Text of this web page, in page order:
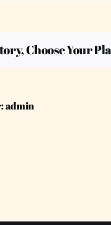
Choose Your
admin